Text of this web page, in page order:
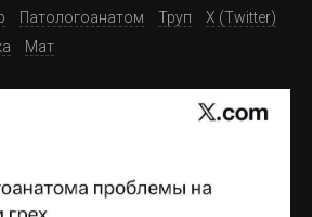
Патологоанатом Труп
X (Twitter)
Мат